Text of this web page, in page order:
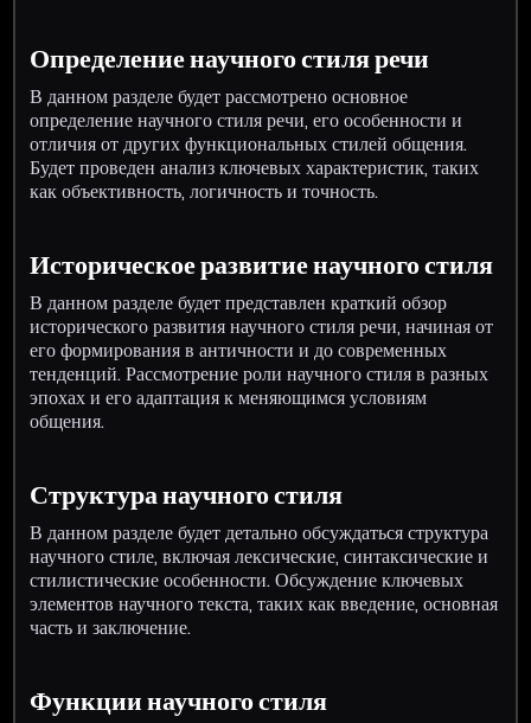
Определение научного стиля речи
В данном разделе будет рассмотрено основное
определение научного стиля речи, его особенности и
отличия от других функциональных стилей общения.
Будет проведен анализ ключевых характеристик, таких
как объективность, логичность и точность.
Историческое развитие научного стиля
В данном разделе будет представлен краткий обзор
исторического развития научного стиля речи, начиная от
его формирования в античности и до современных
тенденций. Рассмотрение роли научного стиля в разных
эпохах и его адаптация к меняющимся условиям
общения.
Структура научного стиля
В данном разделе будет детально обсуждаться структура
научного стиле, включая лексические, синтаксические и
стилистические особенности. Обсуждение ключевых
элементов научного текста, таких как введение, основная
часть и заключение.
Функции научного стиля